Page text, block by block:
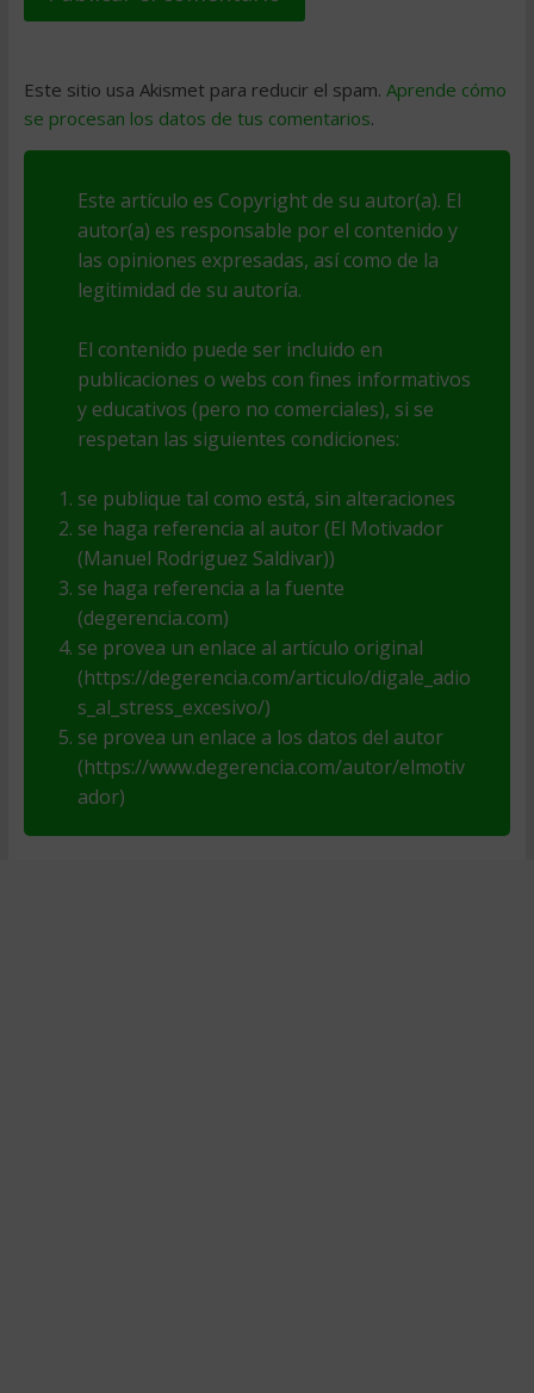
Este sitio usa Akismet para reducir el spam. Aprende cómo
se procesan los datos de tus comentarios.
Este artículo es Copyright de su autor(a). El
autor(a) es responsable por el contenido y
las opiniones expresadas, así como de la
legitimidad de su autoría.
El contenido puede ser incluido en
publicaciones o webs con fines informativos
y educativos (pero no comerciales), si se
respetan las siguientes condiciones:
se publique tal como está, sin alteraciones
se haga referencia al autor (El Motivador
(Manuel Rodriguez Saldivar))
se haga referencia a la fuente
(degerencia.com)
se provea un enlace al artículo original
(https://degerencia.com/articulo/digale_adio
s_al_stress_excesivo/)
se provea un enlace a los datos del autor
(https://www.degerencia.com/autor/elmotiv
ador)